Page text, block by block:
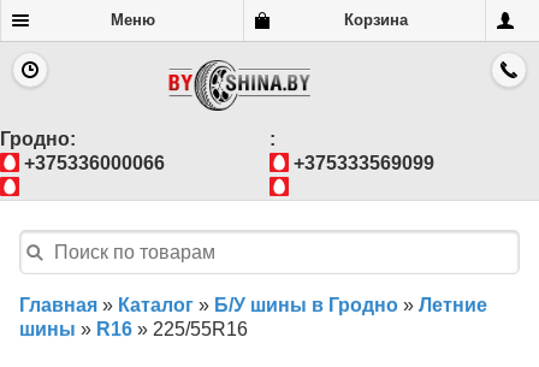
Меню Корзина
Гродно:
+375336000066
:
+375333569099
Главная » Каталог » Б/У шины в Гродно » Летние
шины » R16 » 225/55R16